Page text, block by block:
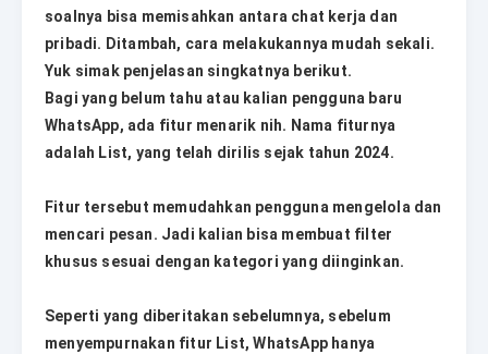
soalnya bisa memisahkan antara chat kerja dan
pribadi. Ditambah, cara melakukannya mudah sekali.
Yuk simak penjelasan singkatnya berikut.
Bagi yang belum tahu atau kalian pengguna baru
WhatsApp, ada fitur menarik nih. Nama fiturnya
adalah List, yang telah dirilis sejak tahun 2024.
Fitur tersebut memudahkan pengguna mengelola dan
mencari pesan. Jadi kalian bisa membuat filter
khusus sesuai dengan kategori yang diinginkan.
Seperti yang diberitakan sebelumnya, sebelum
menyempurnakan fitur List, WhatsApp hanya